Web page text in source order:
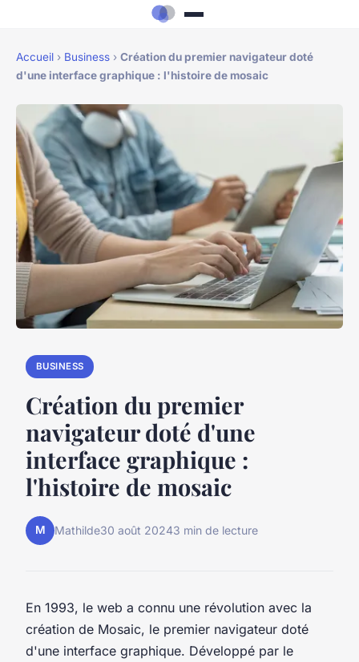
Accueil › Business › Création du premier navigateur doté
d'une interface graphique : l'histoire de mosaic
BUSINESS
Création du premier
navigateur doté d'une
interface graphique :
l'histoire de mosaic
M Mathilde30 août 20243 min de lecture
En 1993, le web a connu une révolution avec la
création de Mosaic, le premier navigateur doté
d'une interface graphique. Développé par le